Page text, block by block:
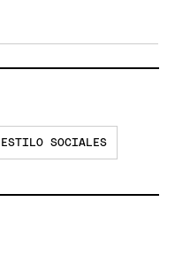
ESTILO SOCIALES